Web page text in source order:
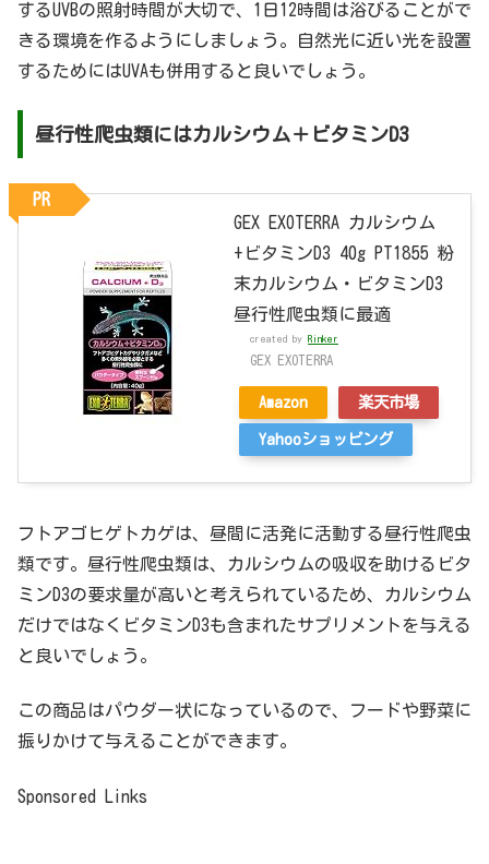
するUVBの照射時間が大切で、1日12時間は浴びることがで
きる環境を作るようにしましょう。自然光に近い光を設置
するためにはUVAも併用すると良いでしょう。
昼行性爬虫類にはカルシウム＋ビタミンD3
GEX EXOTERRA カルシウム
+ビタミンD3 40g PT1855 粉
末カルシウム・ビタミンD3
昼行性爬虫類に最適
created by Rinker
GEX EXOTERRA
Amazon 楽天市場
Yahooショッピング
PR
フトアゴヒゲトカゲは、昼間に活発に活動する昼行性爬虫
類です。昼行性爬虫類は、カルシウムの吸収を助けるビタ
ミンD3の要求量が高いと考えられているため、カルシウム
だけではなくビタミンD3も含まれたサプリメントを与える
と良いでしょう。
この商品はパウダー状になっているので、フードや野菜に
振りかけて与えることができます。
Sponsored Links